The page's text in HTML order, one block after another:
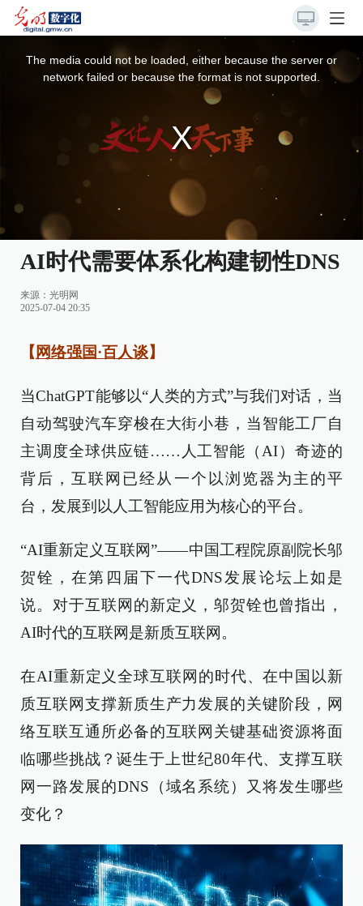
The media could not be loaded, either because the server or
network failed or because the format is not supported.
AI时代需要体系化构建韧性DNS
来源： 光明网
2025-07-04 20:35
【 网络强国·百人谈】
当ChatGPT能够以“人类的方式”与我们对话，当
自动驾驶汽车穿梭在大街小巷，当智能工厂自
主调度全球供应链……人工智能（AI）奇迹的
背后，互联网已经从一个以浏览器为主的平
台，发展到以人工智能应用为核心的平台。
“AI重新定义互联网”——中国工程院原副院长邬
贺铨，在第四届下一代DNS发展论坛上如是
说。对于互联网的新定义，邬贺铨也曾指出，
AI时代的互联网是新质互联网。
在AI重新定义全球互联网的时代、在中国以新
质互联网支撑新质生产力发展的关键阶段，网
络互联互通所必备的互联网关键基础资源将面
临哪些挑战？诞生于上世纪80年代、支撑互联
网一路发展的DNS（域名系统）又将发生哪些
变化？